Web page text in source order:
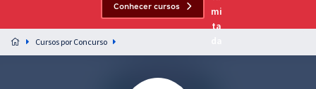
Preparação completa e intensiva para as principais
residências em saúde do Brasil
Conhecer cursos
Cursos por Concurso